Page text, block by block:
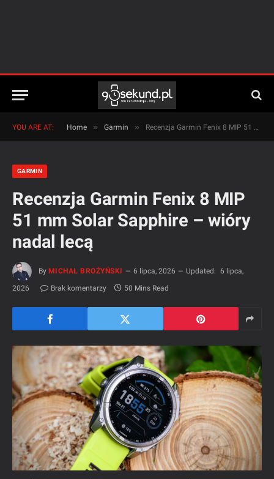
YOU ARE AT: Home » Garmin » Recenzja Garmin Fenix 8 MIP 51 mm Solar Sapphire – wióry nadal lecą
GARMIN
Recenzja Garmin Fenix 8 MIP
51 mm Solar Sapphire – wióry
nadal lecą
By MICHAŁ BROŻYŃSKI 6 lipca, 2026 Updated: 6 lipca,
2026
Brak komentarzy 50 Mins Read